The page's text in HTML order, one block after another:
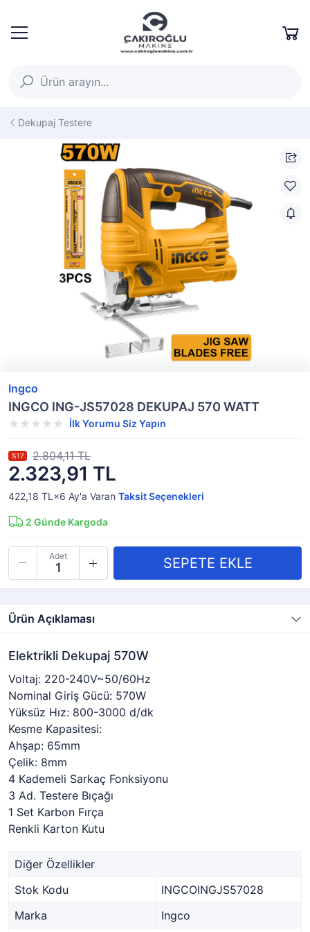
Dekupaj Testere
Ingco
INGCO ING-JS57028 DEKUPAJ 570 WATT
İlk Yorumu Siz Yapın
2.323,91 TL
%17 2.804,11 TL
422,18 TL×6 Ay'a Varan Taksit Seçenekleri
2 Günde Kargoda
Adet
Ürün Açıklaması
Elektrikli Dekupaj 570W
Voltaj: 220-240V~50/60Hz
Nominal Giriş Gücü: 570W
Yüksüz Hız: 800-3000 d/dk
Kesme Kapasitesi:
Ahşap: 65mm
Çelik: 8mm
4 Kademeli Sarkaç Fonksiyonu
3 Ad. Testere Bıçağı
1 Set Karbon Fırça
Renkli Karton Kutu
Diğer Özellikler
Stok Kodu
INGCOINGJS57028
Marka
Ingco